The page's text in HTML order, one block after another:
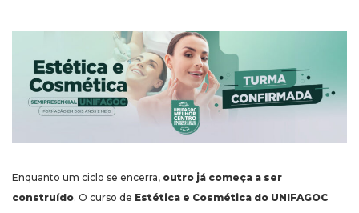
Enquanto um ciclo se encerra, outro já começa a ser
construído. O curso de Estética e Cosmética do UNIFAGOC